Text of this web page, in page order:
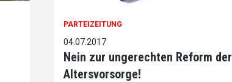
PARTEIZEITUNG
04.07.2017
Nein zur ungerechten Reform der
Altersvorsorge!